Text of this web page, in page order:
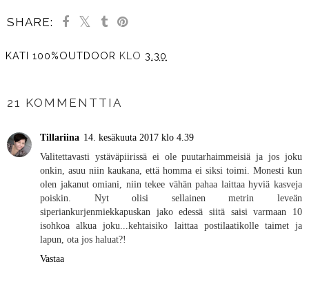
SHARE:
KATI 100%OUTDOOR KLO 3.30
21 KOMMENTTIA
Tillariina 14. kesäkuuta 2017 klo 4.39
Valitettavasti ystäväpiirissä ei ole puutarhaimmeisiä ja jos joku
onkin, asuu niin kaukana, että homma ei siksi toimi. Monesti kun
olen jakanut omiani, niin tekee vähän pahaa laittaa hyviä kasveja
poiskin. Nyt olisi sellainen metrin leveän
siperiankurjenmiekkapuskan jako edessä siitä saisi varmaan 10
isohkoa alkua joku...kehtaisiko laittaa postilaatikolle taimet ja
lapun, ota jos haluat?!
Vastaa